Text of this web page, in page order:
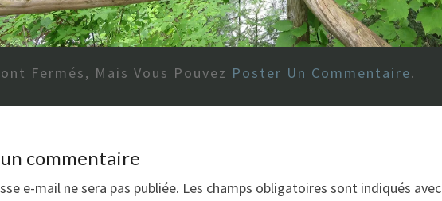
Fermés, Mais Vous Pouvez Poster Un Commentaire.
commentaire
e-mail ne sera pas publiée. Les champs obligatoires sont indiqués avec